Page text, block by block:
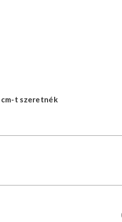
cm-t szeretnék